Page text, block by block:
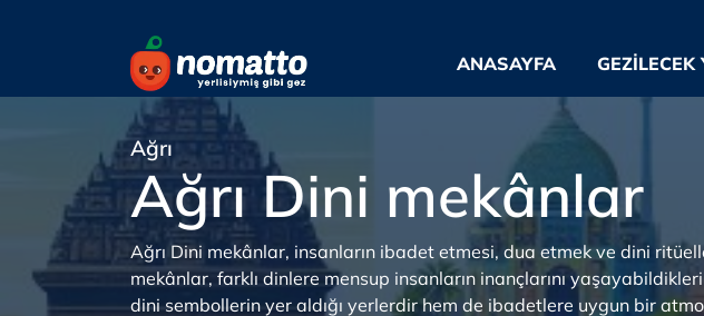
ANASAYFA GEZILECEK
Ağrı
Ağrı Dini mekânlar
Ağrı Dini mekânlar, insanların ibadet etmesi, dua etmek ve dini
mekânlar, farklı dinlere mensup insanların inançlarını
dini sembollerin yer aldığı yerlerdir hem de ibadetlere uygun bir